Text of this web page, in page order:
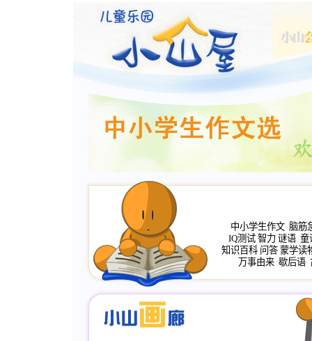
中小学生作文 脑筋
IQ测试 智力 谜语 童
知识百科 问答 蒙学读
万事由来 歇后语